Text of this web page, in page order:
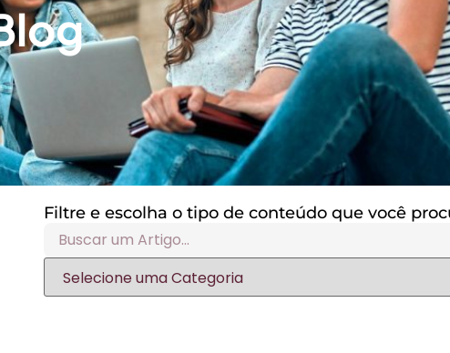
Filtre e escolha o tipo de conteúdo que você